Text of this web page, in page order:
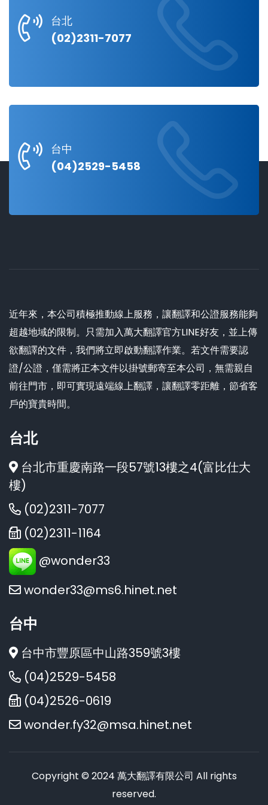
台北
(02)2311-7077
台中
(04)2529-5458
近年來，本公司積極推動線上服務，讓翻譯和公證服務能夠
超越地域的限制。只需加入萬大翻譯官方LINE好友，並上傳
欲翻譯的文件，我們將立即啟動翻譯作業。若文件需要認
證/公證，僅需將正本文件以掛號郵寄至本公司，無需親自
前往門市，即可實現遠端線上翻譯，讓翻譯零距離，節省客
戶的寶貴時間。
台北
台北市重慶南路一段57號13樓之4(富比仕大
樓)
(02)2311-7077
(02)2311-1164
@wonder33
wonder33@ms6.hinet.net
台中
台中市豐原區中山路359號3樓
(04)2529-5458
(04)2526-0619
wonder.fy32@msa.hinet.net
Copyright © 2024 萬大翻譯有限公司 All rights
reserved.